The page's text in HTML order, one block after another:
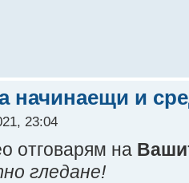
начинаещи и
23:04
отговарям на
гледане!